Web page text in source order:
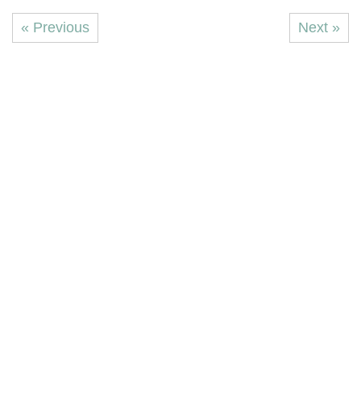
« Previous Next »